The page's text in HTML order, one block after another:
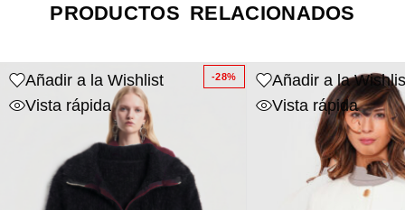
PRODUCTOS RELACIONADOS
-28%
Añadir a la Wishlist
Vista rápida
Añadir a la
Vista rápida